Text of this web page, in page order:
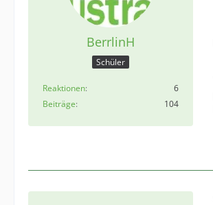
BerrlinH
Schüler
Reaktionen
6
Beiträge
104